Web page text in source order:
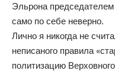
Эльрона
само по себе неверно.
Лично я никогда не
неписаного правила
политизацию